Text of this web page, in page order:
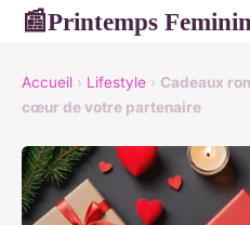
📰Printemps
Accueil › Lifestyle › Cadeaux
cœur de votre partenaire